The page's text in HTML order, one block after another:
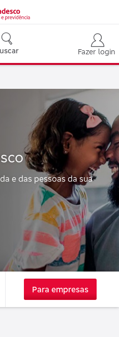
Fazer login
e das pessoas da sua
Para empresas